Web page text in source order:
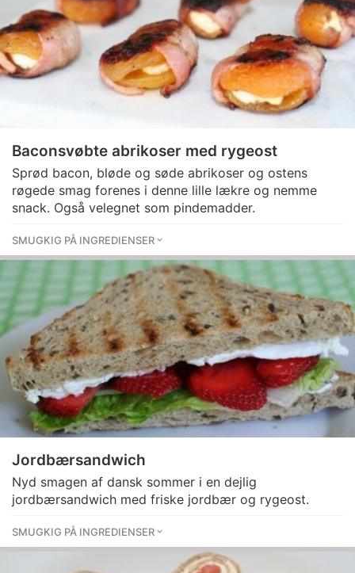
Baconsvøbte abrikoser med rygeost
Sprød bacon, bløde og søde abrikoser og ostens
røgede smag forenes i denne lille lækre og nemme
snack. Også velegnet som pindemadder.
SMUGKIG PÅ INGREDIENSER
Jordbærsandwich
Nyd smagen af dansk sommer i en dejlig
jordbærsandwich med friske jordbær og rygeost.
SMUGKIG PÅ INGREDIENSER